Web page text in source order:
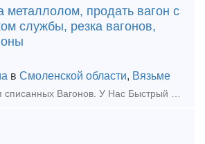
металлолом, продать вагон с
службы, резка вагонов,
в Смоленской области, Вязьме
Производим Выкуп списанных Вагонов. У Нас Быстрый выкуп Вагонов с истёкшим сроком службы. Выкупаем любые жд Вагоны, в независимости от состояния Вагона, расчёт производим любым удобным для Вас с